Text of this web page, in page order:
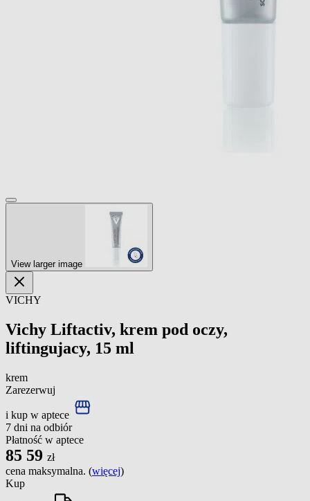
View larger image
VICHY
Vichy Liftactiv, krem pod oczy,
liftingujacy, 15 ml
krem
Zarezerwuj
i kup w aptece
7 dni na odbiór
Płatność w aptece
85 59 zł
cena maksymalna. (więcej)
Kup